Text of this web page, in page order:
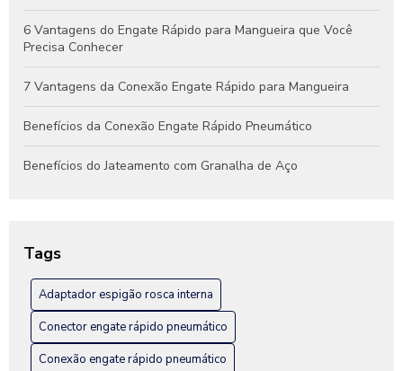
6 Vantagens do Engate Rápido para Mangueira que Você
Precisa Conhecer
7 Vantagens da Conexão Engate Rápido para Mangueira
Benefícios da Conexão Engate Rápido Pneumático
Benefícios do Jateamento com Granalha de Aço
Como Escolher a Conexão Hidráulica Niple Ideal para Seu
Projeto
Como Escolher a Melhor Conexão Engate Rápido em Inox
para Seu Projeto
Como escolher a melhor fábrica de engate rápido hidráulico
Tags
Adaptador espigão rosca interna
Conector engate rápido pneumático
Conexão engate rápido pneumático